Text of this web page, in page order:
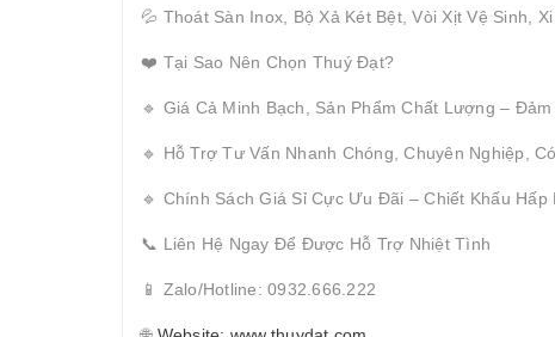
💦 Thoát Sàn Inox, Bộ Xả Két Bệt, Vòi Xịt Vệ Sinh,
❤️ Tại Sao Nên Chọn Thuý Đạt?
🔹 Giá Cả Minh Bạch, Sản Phẩm Chất Lượng –
🔹 Hỗ Trợ Tư Vấn Nhanh Chóng, Chuyên Nghiệp,
🔹 Chính Sách Giá Sỉ Cực Ưu Đãi – Chiết Khấu
📞 Liên Hệ Ngay Để Được Hỗ Trợ Nhiệt Tình
📱 Zalo/Hotline: 0932.666.222